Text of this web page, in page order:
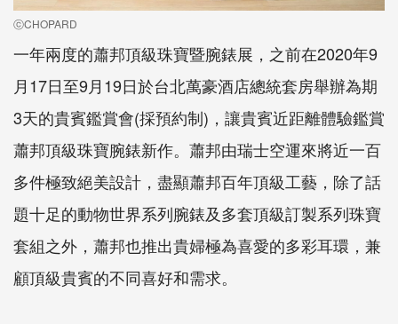
ⓒCHOPARD
一年兩度的蕭邦頂級珠寶暨腕錶展，之前在2020年9
月17日至9月19日於台北萬豪酒店總統套房舉辦為期
3天的貴賓鑑賞會(採預約制)，讓貴賓近距離體驗鑑賞
蕭邦頂級珠寶腕錶新作。蕭邦由瑞士空運來將近一百
多件極致絕美設計，盡顯蕭邦百年頂級工藝，除了話
題十足的動物世界系列腕錶及多套頂級訂製系列珠寶
套組之外，蕭邦也推出貴婦極為喜愛的多彩耳環，兼
顧頂級貴賓的不同喜好和需求。